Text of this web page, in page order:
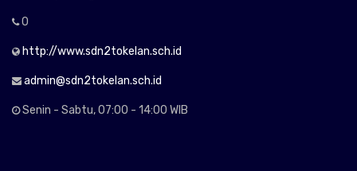
0
http://www.sdn2tokelan.sch.id
admin@sdn2tokelan.sch.id
Senin - Sabtu, 07:00 - 14:00 WIB